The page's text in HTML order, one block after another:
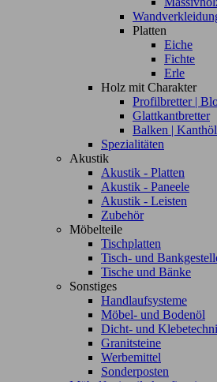
Platten
Eiche
Fichte
Erle
Holz mit Charakter
Profilbretter |
Glattkantbretter
Balken |
Spezialitäten
Akustik
Akustik - Platten
Akustik - Paneele
Akustik - Leisten
Zubehör
Möbelteile
Tischplatten
Tisch- und
Tische und Bänke
Sonstiges
Handlaufsysteme
Möbel- und Bodenöl
Dicht- und
Granitsteine
Werbemittel
Sonderposten